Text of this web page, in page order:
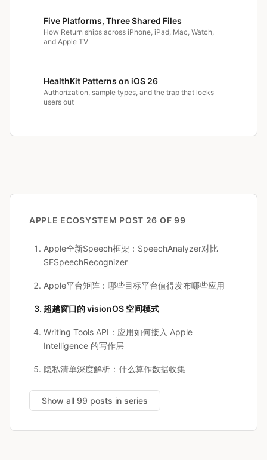
Five Platforms, Three Shared Files
How Return ships across iPhone, iPad, Mac, Watch,
and Apple TV
HealthKit Patterns on iOS 26
Authorization, sample types, and the trap that locks
users out
APPLE ECOSYSTEM POST 26 OF 99
Apple全新Speech框架：SpeechAnalyzer对比
SFSpeechRecognizer
Apple平台矩阵：哪些目标平台值得发布哪些应用
超越窗口的 visionOS 空间模式
Writing Tools API：应用如何接入 Apple
Intelligence 的写作层
隐私清单深度解析：什么算作数据收集
Show all 99 posts in series